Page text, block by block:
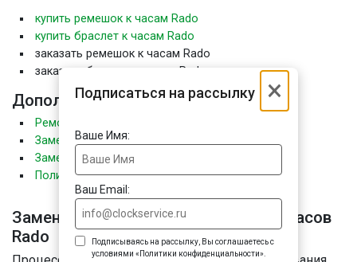
×
Подписаться на рассылку
Ваше Имя:
Ваш Email:
Подписываясь на рассылку, Вы соглашаетесь с
условиями «Политики конфиденциальности».
купить ремешок к часам Rado
купить браслет к часам Rado
заказать ремешок к часам Rado
заказать браслет к часам Rado
Дополнительная информация
Ремонт часов RADO
Замена стекла в часах RADO
Замена батарейки в часах RADO
Полировка часов RADO
Замена ремешка или браслета для часов
Rado